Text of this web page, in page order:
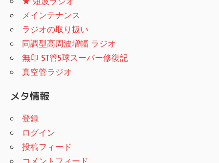
メインテナンス
ラジオの取り扱い
同調型高周波増幅 ラジオ
無印 ST管5球スーパー修復記
真空管ラジオ
メタ情報
登録
ログイン
投稿フィード
コメントフィード